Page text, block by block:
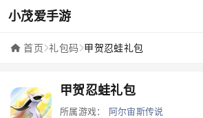
小茂爱手游
甲贺忍蛙礼包 - 小茂
首页 礼包码 甲贺忍蛙礼包
甲贺忍蛙礼包
所属游戏： 阿尔宙斯传说